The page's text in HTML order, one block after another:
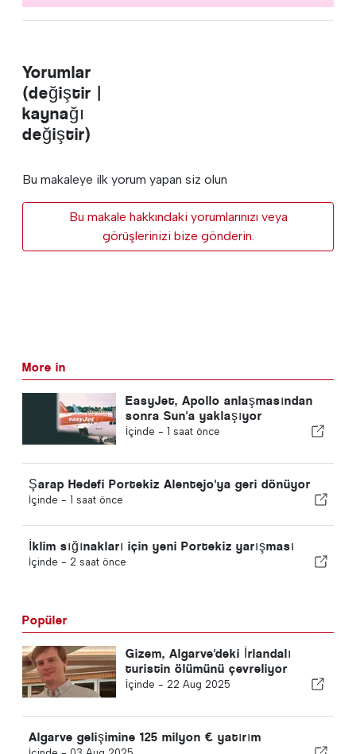
Yorumlar
(değiştir |
kaynağı
değiştir)
Bu makaleye ilk yorum yapan siz olun
Bu makale hakkındaki yorumlarınızı veya
görüşlerinizi bize gönderin.
More in
EasyJet, Apollo anlaşmasından
sonra Sun'a yaklaşıyor
İçinde - 1 saat önce
Şarap Hedefi Portekiz Alentejo'ya geri dönüyor
İçinde - 1 saat önce
İklim sığınakları için yeni Portekiz yarışması
İçinde - 2 saat önce
Popüler
Gizem, Algarve'deki İrlandalı
turistin ölümünü çevreliyor
İçinde - 22 Aug 2025
Algarve gelişimine 125 milyon € yatırım